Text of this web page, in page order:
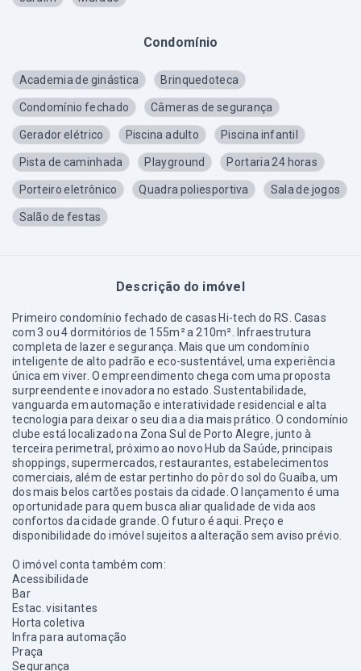
Condomínio
Academia de ginástica Brinquedoteca
Condomínio fechado Câmeras de segurança
Gerador elétrico Piscina adulto Piscina infantil
Pista de caminhada Playground Portaria 24 horas
Porteiro eletrônico Quadra poliesportiva Sala de jogos
Salão de festas
Descrição do imóvel
Primeiro condomínio fechado de casas Hi-tech do RS. Casas
com 3 ou 4 dormitórios de 155m² a 210m². Infraestrutura
completa de lazer e segurança. Mais que um condomínio
inteligente de alto padrão e eco-sustentável, uma experiência
única em viver. O empreendimento chega com uma proposta
surpreendente e inovadora no estado. Sustentabilidade,
vanguarda em automação e interatividade residencial e alta
tecnologia para deixar o seu dia a dia mais prático. O condomínio
clube está localizado na Zona Sul de Porto Alegre, junto à
terceira perimetral, próximo ao novo Hub da Saúde, principais
shoppings, supermercados, restaurantes, estabelecimentos
comerciais, além de estar pertinho do pôr do sol do Guaíba, um
dos mais belos cartões postais da cidade. O lançamento é uma
oportunidade para quem busca aliar qualidade de vida aos
confortos da cidade grande. O futuro é aqui. Preço e
disponibilidade do imóvel sujeitos a alteração sem aviso prévio.
O imóvel conta também com:
Acessibilidade
Bar
Estac. visitantes
Horta coletiva
Infra para automação
Praça
Segurança